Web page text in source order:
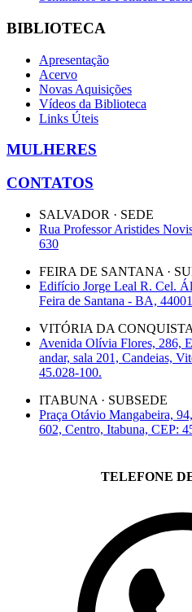
BIBLIOTECA
Apresentação
Acervo
Novas Aquisições
Vídeos da Biblioteca
Links Úteis
MULHERES
CONTATOS
SALVADOR · SEDE
Rua Professor Aristides
630
FEIRA DE SANTANA ·
Edifício Jorge Leal R. Cel.
Feira de Santana - BA,
VITÓRIA DA
Avenida Olívia Flores, 286,
andar, sala 201, Candeias,
45.028-100.
ITABUNA · SUBSEDE
Praça Otávio Mangabeira,
602, Centro, Itabuna, CEP:
TELEFONE